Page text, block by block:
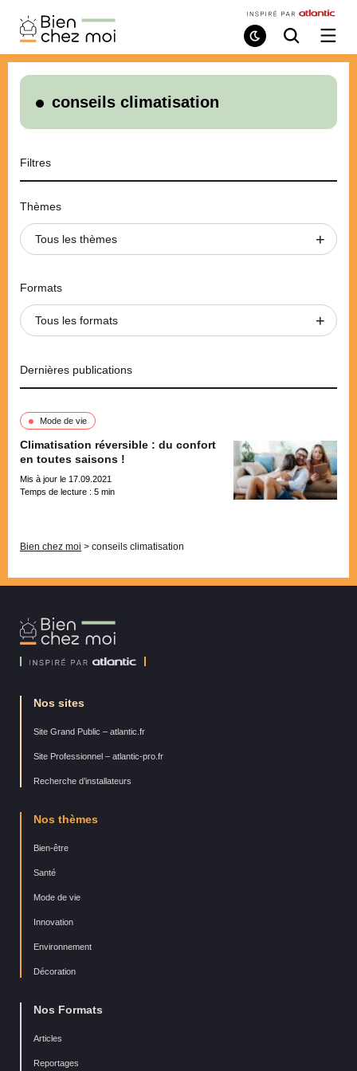
Bien
Chez
Moi
Mode
de
Recherche
/
le
conseils climatisation
Filtres
Thèmes
Tous les thèmes
Formats
Tous les formats
Dernières publications
Mode de vie
Climatisation réversible : du confort
en toutes saisons !
Mis à jour le 17.09.2021
Temps de lecture : 5 min
Bien chez moi > conseils climatisation
Bien
Chez
Nos sites
Site Grand Public – atlantic.fr
Site Professionnel – atlantic-pro.fr
Recherche d’installateurs
Nos thèmes
Bien-être
Santé
Mode de vie
Innovation
Environnement
Décoration
Nos Formats
Articles
Reportages